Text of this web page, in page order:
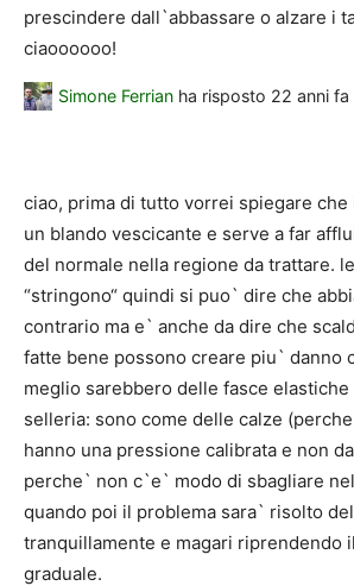
prescindere dall`abbassare o alzare i
ciaoooooo!
Simone Ferrian ha risposto 22 anni fa
ciao, prima di tutto vorrei spiegare
un blando vescicante e serve a far
del normale nella regione da trattare.
“stringono“ quindi si puo` dire che
contrario ma e` anche da dire che
fatte bene possono creare piu` danno
meglio sarebbero delle fasce
selleria: sono come delle calze
hanno una pressione calibrata e non
perche` non c`e` modo di sbagliare
quando poi il problema sara` risolto
tranquillamente e magari riprendendo
graduale.